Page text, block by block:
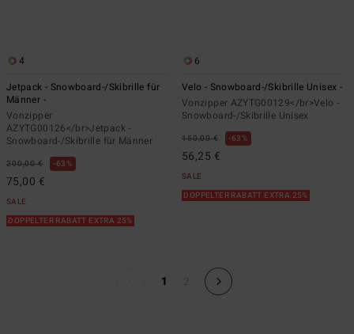
4
Jetpack - Snowboard-/Skibrille für
Männer -
Vonzipper
AZYTG00126</br>Jetpack -
Snowboard-/Skibrille für Männer
200,00 € 63%
75,00 €
SALE
DOPPELTER RABATT EXTRA 25%
6
Velo - Snowboard-/Skibrille Unisex -
Vonzipper AZYTG00129</br>Velo -
Snowboard-/Skibrille Unisex
150,00 € 63%
56,25 €
SALE
DOPPELTER RABATT EXTRA 25%
1